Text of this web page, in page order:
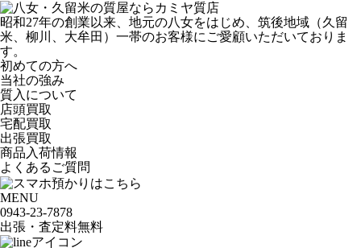
昭和27年の創業以来、地元の八女をはじめ、筑後地域（久留
米、柳川、大牟田）一帯のお客様にご愛顧いただいておりま
す。
初めての方へ
当社の強み
質入について
店頭買取
宅配買取
出張買取
商品入荷情報
よくあるご質問
MENU
0943-23-7878
出張・査定料無料